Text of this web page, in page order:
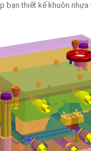
bạn thiết kế khuôn nhựa